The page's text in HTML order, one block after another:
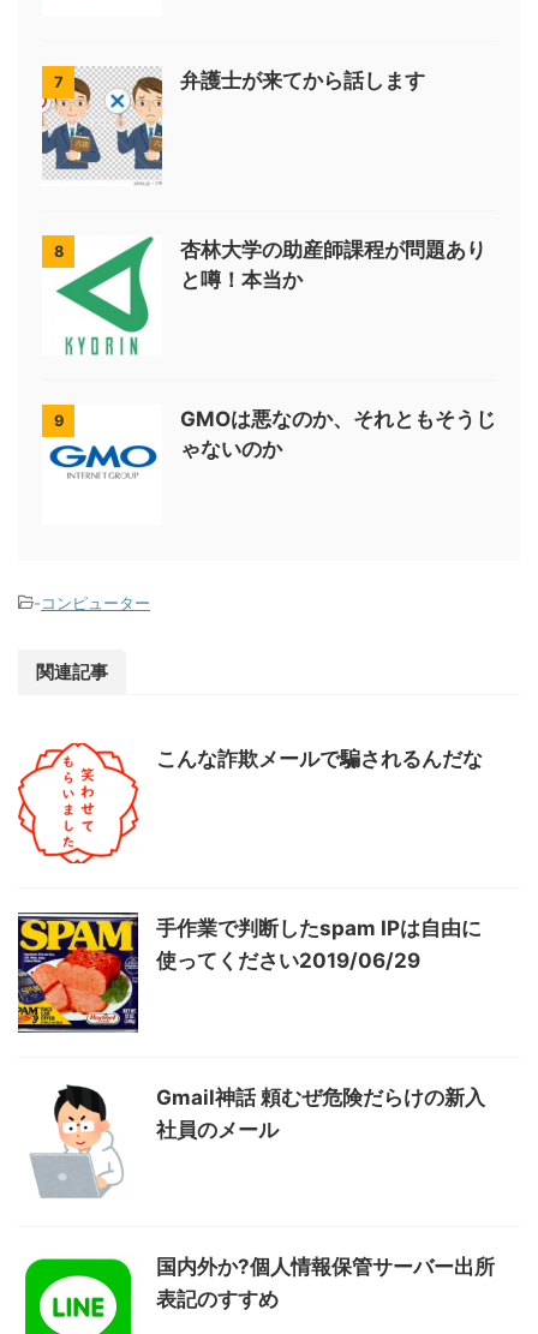
7 弁護士が来てから話します
8
杏林大学の助産師課程が問題あり
と噂！本当か
9
GMOは悪なのか、それともそうじ
ゃないのか
-コンピューター
関連記事
こんな詐欺メールで騙されるんだな
手作業で判断したspam IPは自由に
使ってください2019/06/29
Gmail神話 頼むぜ危険だらけの新入
社員のメール
国内外か?個人情報保管サーバー出所
表記のすすめ